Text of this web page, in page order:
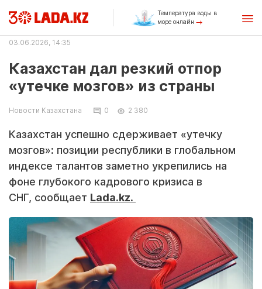
Температура воды в
море онлайн
03.06.2026, 14:35
Казахстан дал резкий отпор
«утечке мозгов» из страны
Новости Казахстана 0 2 380
Казахстан успешно сдерживает «утечку
мозгов»: позиции республики в глобальном
индексе талантов заметно укрепились на
фоне глубокого кадрового кризиса в
СНГ, сообщает Lada.kz.